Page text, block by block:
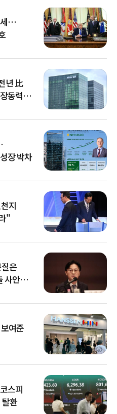
세…
년 比
동력
장 박차
지
"
은
사안
여준
스피
환